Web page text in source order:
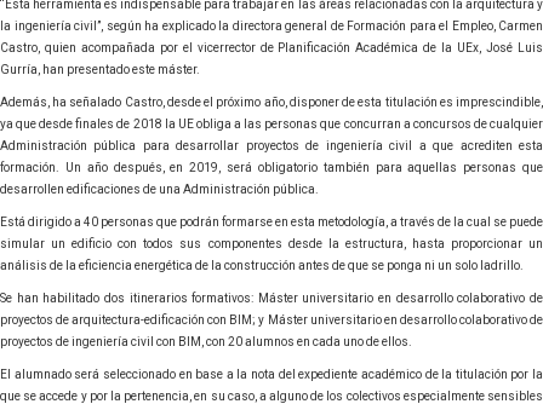
“Esta herramienta es indispensable para trabajar en las áreas relacionadas con la arquitectura y
la ingeniería civil”, según ha explicado la directora general de Formación para el Empleo, Carmen
Castro, quien acompañada por el vicerrector de Planificación Académica de la UEx, José Luis
Gurría, han presentado este máster.
Además, ha señalado Castro, desde el próximo año, disponer de esta titulación es imprescindible,
ya que desde finales de 2018 la UE obliga a las personas que concurran a concursos de cualquier
Administración pública para desarrollar proyectos de ingeniería civil a que acrediten esta
formación. Un año después, en 2019, será obligatorio también para aquellas personas que
desarrollen edificaciones de una Administración pública.
Está dirigido a 40 personas que podrán formarse en esta metodología, a través de la cual se puede
simular un edificio con todos sus componentes desde la estructura, hasta proporcionar un
análisis de la eficiencia energética de la construcción antes de que se ponga ni un solo ladrillo.
Se han habilitado dos itinerarios formativos: Máster universitario en desarrollo colaborativo de
proyectos de arquitectura-edificación con BIM; y Máster universitario en desarrollo colaborativo de
proyectos de ingeniería civil con BIM, con 20 alumnos en cada uno de ellos.
El alumnado será seleccionado en base a la nota del expediente académico de la titulación por la
que se accede y por la pertenencia, en su caso, a alguno de los colectivos especialmente sensibles